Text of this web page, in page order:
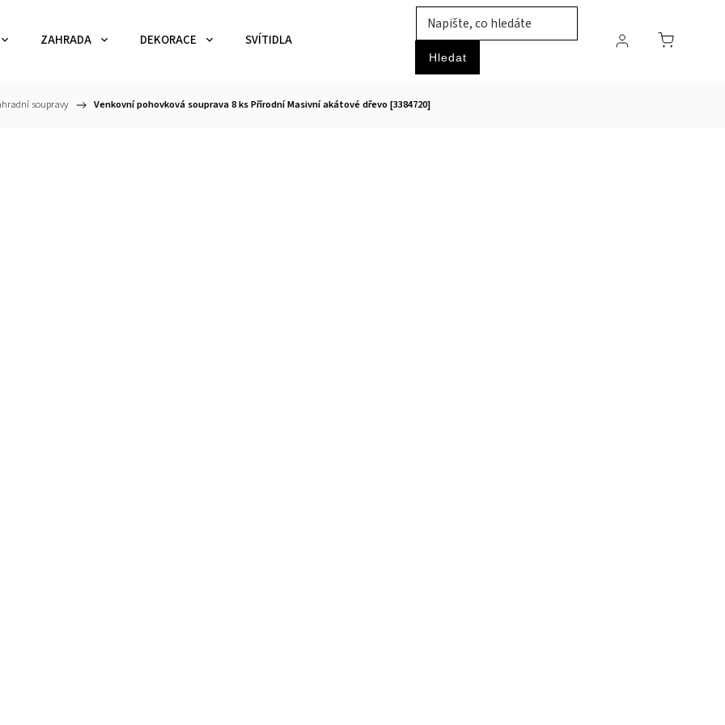
Hledat
ZAHRADA DEKORACE SVÍTIDLA ZVÍŘATA PRŮMYSLOVÉ ZBOŽÍ HOBBY
soupravy / Venkovní pohovková souprava 8 ks Přírodní Masivní akátové dřevo [3384720]